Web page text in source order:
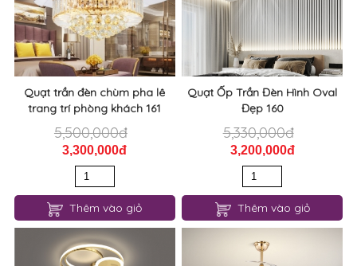
Quạt trần đèn chùm pha lê
trang trí phòng khách 161
5,500,000đ
3,300,000đ
Thêm vào giỏ
Quạt Ốp Trần Đèn Hình Oval
Đẹp 160
5,330,000đ
3,200,000đ
Thêm vào giỏ